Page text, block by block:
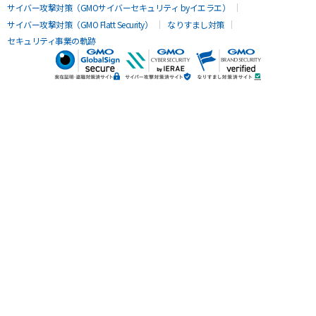
サイバー攻撃対策（GMOサイバーセキュリティ byイエラエ）
サイバー攻撃対策（GMO Flatt Security）
なりすまし対策
セキュリティ事業の軌跡